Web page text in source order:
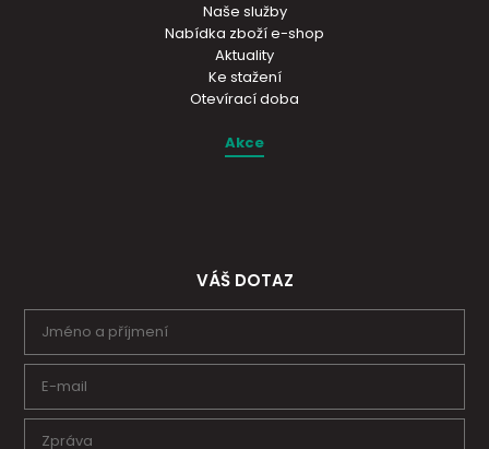
Naše služby
Nabídka zboží e-shop
Aktuality
Ke stažení
Otevírací doba
Akce
VÁŠ DOTAZ